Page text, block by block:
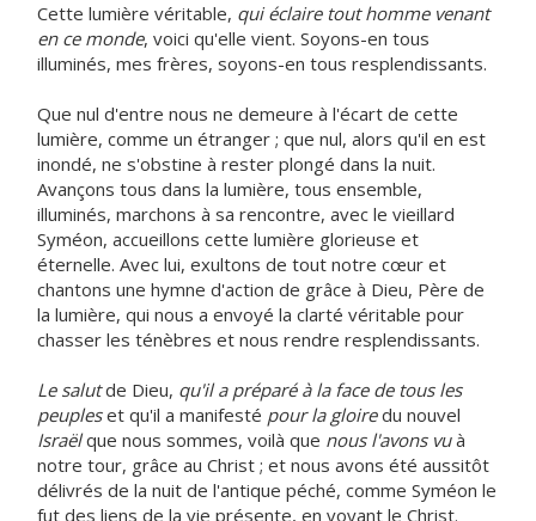
Cette lumière véritable, qui éclaire tout homme venant
en ce monde, voici qu'elle vient. Soyons-en tous
illuminés, mes frères, soyons-en tous resplendissants.
Que nul d'entre nous ne demeure à l'écart de cette
lumière, comme un étranger ; que nul, alors qu'il en est
inondé, ne s'obstine à rester plongé dans la nuit.
Avançons tous dans la lumière, tous ensemble,
illuminés, marchons à sa rencontre, avec le vieillard
Syméon, accueillons cette lumière glorieuse et
éternelle. Avec lui, exultons de tout notre cœur et
chantons une hymne d'action de grâce à Dieu, Père de
la lumière, qui nous a envoyé la clarté véritable pour
chasser les ténèbres et nous rendre resplendissants.
Le salutde Dieu, qu'il a préparé à la face de tous les
peupleset qu'il a manifesté pour la gloiredu nouvel
Israëlque nous sommes, voilà que nous l'avons vuà
notre tour, grâce au Christ ; et nous avons été aussitôt
délivrés de la nuit de l'antique péché, comme Syméon le
fut des liens de la vie présente, en voyant le Christ.